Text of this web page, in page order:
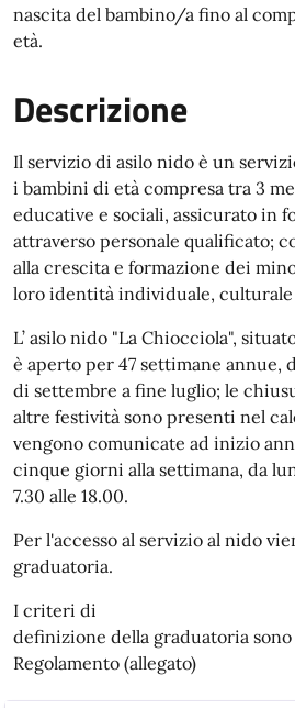
nascita del bambino/a fino al
età.
Descrizione
Il servizio di asilo nido è un
i bambini di età compresa tra 3
educative e sociali, assicurato in
attraverso personale qualificato;
alla crescita e formazione dei
loro identità individuale, culturale
L’ asilo nido "La Chiocciola",
è aperto per 47 settimane annue,
di settembre a fine luglio; le
altre festività sono presenti nel
vengono comunicate ad inizio
cinque giorni alla settimana, da
7.30 alle 18.00.
Per l'accesso al servizio al nido
graduatoria.
I criteri di
definizione della graduatoria
Regolamento (allegato)